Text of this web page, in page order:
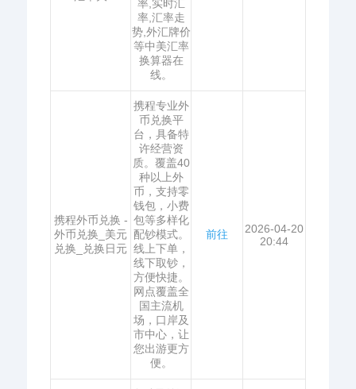
率,实时汇
率,汇率走
势,外汇牌价
等中美汇率
换算器在
线。
携程外币兑换 -
外币兑换_美元
兑换_兑换日元
携程专业外
币兑换平
台，具备特
许经营资
质。覆盖40
种以上外
币，支持零
钱包，小费
包等多样化
配钞模式。
线上下单，
线下取钞，
方便快捷。
网点覆盖全
国主流机
场，口岸及
市中心，让
您出游更方
便。
前往
2026-04-20
20:44